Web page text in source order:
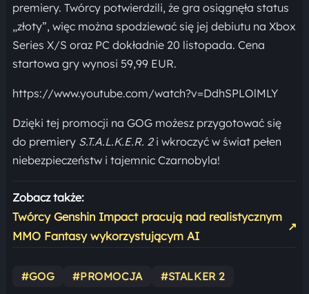
premiery. Twórcy potwierdzili, że gra osiągnęła status
„złoty”, więc można spodziewać się jej debiutu na Xbox
Series X/S oraz PC dokładnie 20 listopada. Cena
startowa gry wynosi 59,99 EUR.
https://www.youtube.com/watch?v=DdhSPLOlMLY
Dzięki tej promocji na GOG możesz przygotować się
do premiery S.T.A.L.K.E.R. 2i wkroczyć w świat pełen
niebezpieczeństw i tajemnic Czarnobyla!
Zobacz także:
Twórcy Genshin Impact pracują nad realistycznym
MMO Fantasy wykorzystującym AI
↗
#GOG #PROMOCJA #STALKER 2